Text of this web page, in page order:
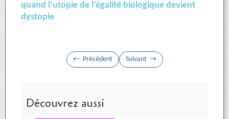
quand l’utopie de l’égalité biologique devient
dystopie
Précédent Suivant
Découvrez aussi